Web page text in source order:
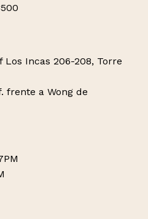
Los Incas 206-208, Torre
frente a Wong de